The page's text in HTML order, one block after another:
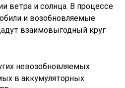
ветра и солнца. В процессе
и возобновляемые
взаимовыгодный круг
невозобновляемых
в аккумуляторных